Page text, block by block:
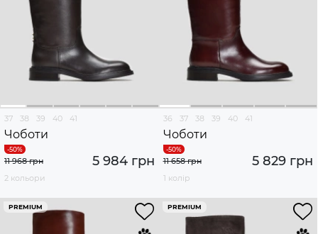
37 38 39 40 41
Чоботи
5 984 грн
11 968 грн
2 кольори
36 37 38 39 40 41
Чоботи
5 829 грн
11 658 грн
1 колір
PREMIUM PREMIUM